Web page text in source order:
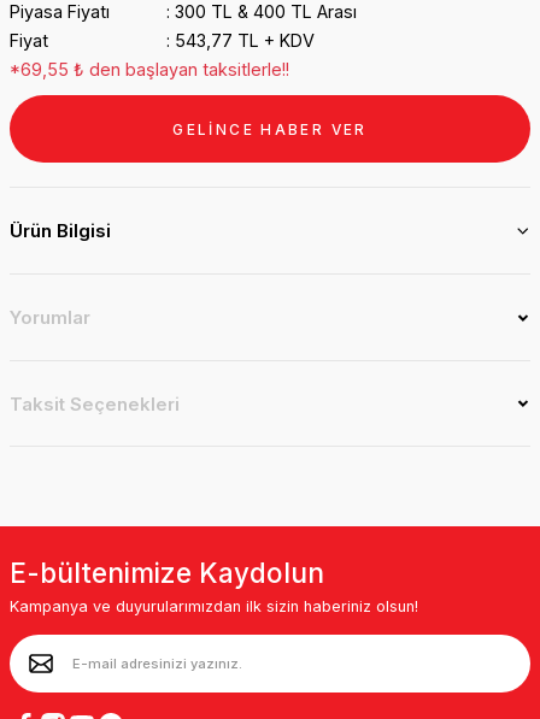
Piyasa Fiyatı
300 TL & 400 TL Arası
Fiyat
543,77 TL + KDV
*69,55 ₺ den başlayan taksitlerle!!
GELİNCE HABER VER
Ürün Bilgisi
Yorumlar
Taksit Seçenekleri
E-bültenimize Kaydolun
Kampanya ve duyurularımızdan ilk sizin haberiniz olsun!